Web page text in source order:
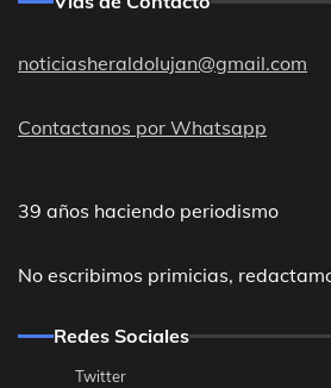
noticiasheraldolujan@gmail.com
Contactanos por Whatsapp
39 años haciendo periodismo
No escribimos primicias,
Redes Sociales
Twitter